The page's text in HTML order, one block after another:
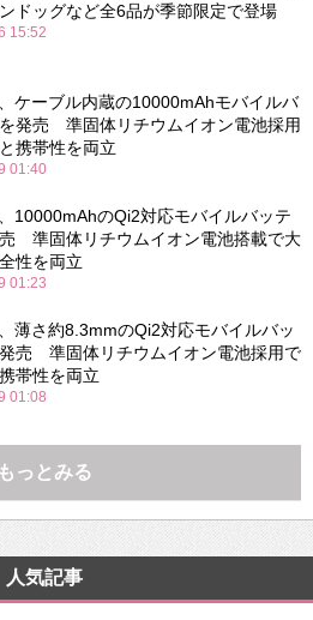
ドッグなど全6品が季節限定で登場
15:52
ケーブル内蔵の10000mAhモバイルバ
発売 準固体リチウムイオン電池採用
携帯性を両立
01:40
10000mAhのQi2対応モバイルバッテ
準固体リチウムイオン電池搭載で大
性を両立
01:23
薄さ約8.3mmのQi2対応モバイルバッ
売 準固体リチウムイオン電池採用で
帯性を両立
01:08
もっとみる
人気記事